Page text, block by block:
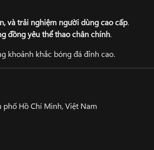
và trải nghiệm người dùng cao cấp.
đồng yêu thể thao chân chính.
khoảnh khắc bóng đá đỉnh cao.
Hồ Chí Minh, Việt Nam